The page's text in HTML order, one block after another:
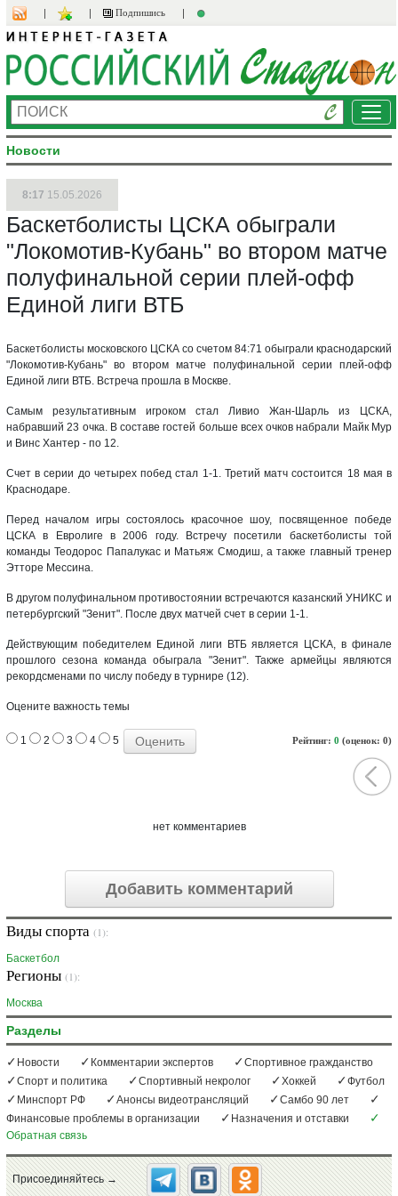
Подпишись
Новости
8:17 15.05.2026
Баскетболисты ЦСКА обыграли
"Локомотив-Кубань" во втором матче
полуфинальной серии плей-офф
Единой лиги ВТБ
Баскетболисты московского ЦСКА со счетом 84:71 обыграли краснодарский
"Локомотив-Кубань" во втором матче полуфинальной серии плей-офф
Единой лиги ВТБ. Встреча прошла в Москве.
Самым результативным игроком стал Ливио Жан-Шарль из ЦСКА,
набравший 23 очка. В составе гостей больше всех очков набрали Майк Мур
и Винс Хантер - по 12.
Счет в серии до четырех побед стал 1-1. Третий матч состоится 18 мая в
Краснодаре.
Перед началом игры состоялось красочное шоу, посвященное победе
ЦСКА в Евролиге в 2006 году. Встречу посетили баскетболисты той
команды Теодорос Папалукас и Матьяж Смодиш, а также главный тренер
Этторе Мессина.
В другом полуфинальном противостоянии встречаются казанский УНИКС и
петербургский "Зенит". После двух матчей счет в серии 1-1.
Действующим победителем Единой лиги ВТБ является ЦСКА, в финале
прошлого сезона команда обыграла "Зенит". Также армейцы являются
рекордсменами по числу победу в турнире (12).
Оцените важность темы
Рейтинг: 0 (оценок: 0)
1 2 3 4 5
нет комментариев
Добавить комментарий
Виды спорта (1):
Баскетбол
Регионы (1):
Москва
Разделы
Новости Комментарии экспертов
Спортивное гражданство
Спорт и политика
Спортивный некролог Хоккей
Футбол
Минспорт РФ
Анонсы видеотрансляций
Самбо 90 лет
Финансовые проблемы в организации
Назначения и отставки
Обратная связь
Присоединяйтесь →